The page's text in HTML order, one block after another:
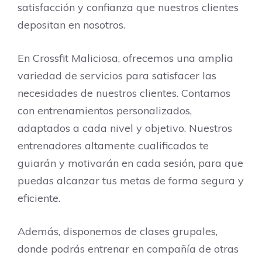
satisfacción y confianza que nuestros clientes
depositan en nosotros.
En Crossfit Maliciosa, ofrecemos una amplia
variedad de servicios para satisfacer las
necesidades de nuestros clientes. Contamos
con entrenamientos personalizados,
adaptados a cada nivel y objetivo. Nuestros
entrenadores altamente cualificados te
guiarán y motivarán en cada sesión, para que
puedas alcanzar tus metas de forma segura y
eficiente.
Además, disponemos de clases grupales,
donde podrás entrenar en compañía de otras